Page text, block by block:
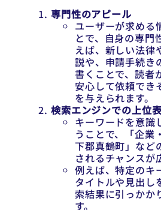
専門性のアピール
ユーザーが求める
とで、自身の専門
えば、新しい法律
説や、申請手続き
書くことで、読者
安心して依頼でき
を与えられます。
検索エンジンでの上位
キーワードを意識
うことで、「企業
下郡真鶴町」など
されるチャンスが
例えば、特定のキ
タイトルや見出し
索結果に引っかか
す。